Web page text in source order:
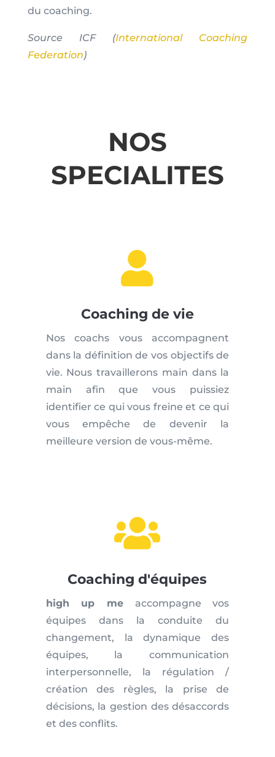
du coaching.
Source ICF (International Coaching
Federation)
NOS
SPECIALITES

Coaching de vie
Nos coachs vous accompagnent
dans la définition de vos objectifs de
vie. Nous travaillerons main dans la
main afin que vous puissiez
identifier ce qui vous freine et ce qui
vous empêche de devenir la
meilleure version de vous-même.

Coaching d'équipes
high up me accompagne vos
équipes dans la conduite du
changement, la dynamique des
équipes, la communication
interpersonnelle, la régulation /
création des règles, la prise de
décisions, la gestion des désaccords
et des conflits.